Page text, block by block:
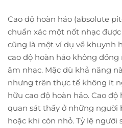
Cao độ hoàn hảo (absolute
chuẩn xác một nốt nhạc
cũng là một ví dụ về khuynh
cao độ hoàn hảo không
âm nhạc. Mặc dù khả năng
nhưng trên thực tế không ít
hữu cao độ hoàn hảo. Cao
quan sát thấy ở những người
hoặc khi còn nhỏ. Tỷ lệ người